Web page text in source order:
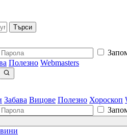
Търси
Полезно Webmasters
Забава Вицове Полезно Хороскоп